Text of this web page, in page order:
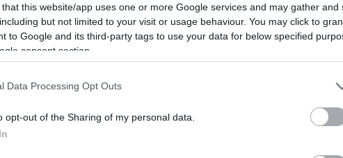
that this website/app uses one or more Google services and may gather and
but not limited to your visit or usage behaviour. You may click to
to Google and its third-party tags to use your data for below specified
consent section.
Data Processing Opt Outs
opt-out of the Sharing of my personal data.
Επισκέπτεται τον Λευκό Πύργο, «έμβλημα της
ερείπιο της πόλης», ανηφορίζει προς την Άνω Πόλη,
«χαλαρωτικά», ενώ εντυπωσιάζεται από τα Βυζαντινά
ταξιδεύεις σε άλλη εποχή».
Το οδοιπορικό περιλαμβάνει στάσεις στον
-ίσως- εκκλησία της πόλης», αλλά και τα παλιά
ο επισκέπτης «μπορεί να αντιληφθεί περισσότερο